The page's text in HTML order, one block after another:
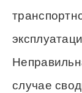
случае